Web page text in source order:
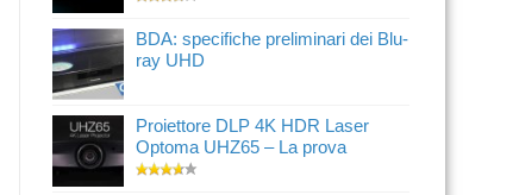
BDA: specifiche preliminari dei Blu-
ray UHD
Proiettore DLP 4K HDR Laser
Optoma UHZ65 – La prova